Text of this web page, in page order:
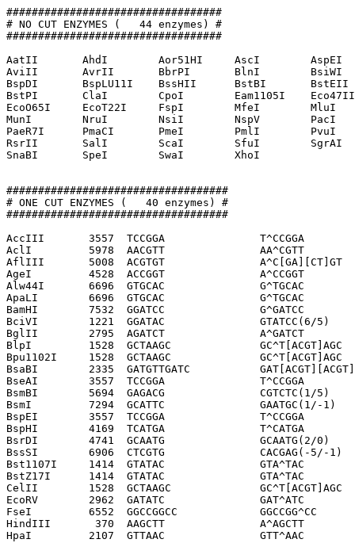
##################################
# NO CUT ENZYMES (   44 enzymes) #
##################################
AatII       AhdI        Aor51HI     AscI
AviII       AvrII       BbrPI       BlnI
BspDI       BspLU11I    BssHII      BstBI
BstPI       ClaI        CpoI        Eam1105I
EcoO65I     EcoT22I     FspI        MfeI
MunI        NruI        NsiI        NspV
PaeR7I      PmaCI       PmeI        PmlI
RsrII       SalI        ScaI        SfuI
SnaBI       SpeI        SwaI        XhoI
###################################
# ONE CUT ENZYMES (   40 enzymes) #
###################################
AccIII       3557  TCCGGA               T^CCGGA
AclI         5978  AACGTT               AA^CGTT
AflIII       5008  ACGTGT               A^C[GA][CT]GT
AgeI         4528  ACCGGT               A^CCGGT
Alw44I       6696  GTGCAC               G^TGCAC
ApaLI        6696  GTGCAC               G^TGCAC
BamHI        7532  GGATCC               G^GATCC
BciVI        1221  GGATAC               GTATCC(6/5)
BglII        2795  AGATCT               A^GATCT
BlpI         1528  GCTAAGC              GC^T[ACGT]AGC
Bpu1102I     1528  GCTAAGC              GC^T[ACGT]AGC
BsaBI        2335  GATGTTGATC
BseAI        3557  TCCGGA               T^CCGGA
BsmBI        5694  GAGACG               CGTCTC(1/5)
BsmI         7294  GCATTC               GAATGC(1/-1)
BspEI        3557  TCCGGA               T^CCGGA
BspHI        4169  TCATGA               T^CATGA
BsrDI        4741  GCAATG               GCAATG(2/0)
BssSI        6906  CTCGTG               CACGAG(-5/-1)
Bst1107I     1414  GTATAC               GTA^TAC
BstZ17I      1414  GTATAC               GTA^TAC
CelII        1528  GCTAAGC              GC^T[ACGT]AGC
EcoRV        2962  GATATC               GAT^ATC
FseI         6552  GGCCGGCC             GGCCGG^CC
HindIII       370  AAGCTT               A^AGCTT
HpaI         2107  GTTAAC               GTT^AAC